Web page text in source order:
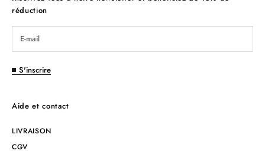
réduction
S'inscrire
Aide et contact
LIVRAISON
CGV